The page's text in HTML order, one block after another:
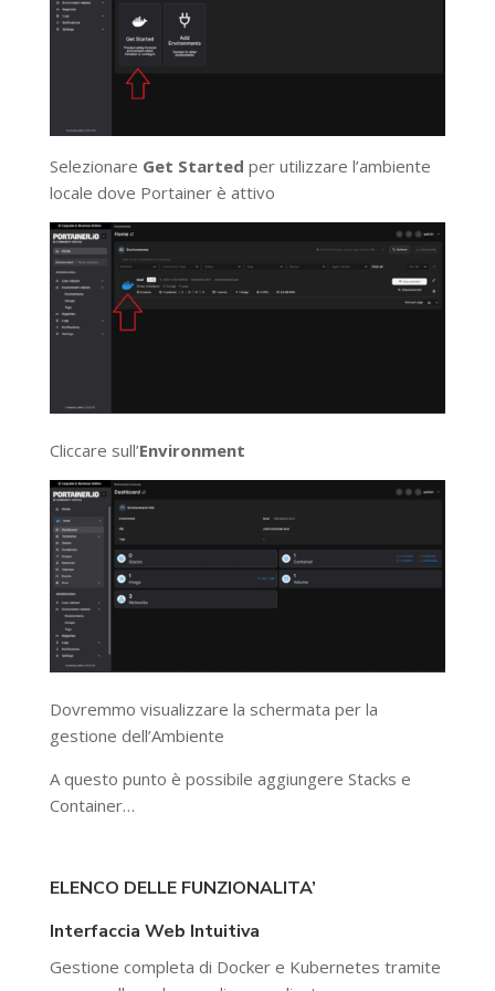
Selezionare Get Started per utilizzare l’ambiente
locale dove Portainer è attivo
Cliccare sull’Environment
Dovremmo visualizzare la schermata per la
gestione dell’Ambiente
A questo punto è possibile aggiungere Stacks e
Container…
ELENCO DELLE FUNZIONALITA’
Interfaccia Web Intuitiva
Gestione completa di Docker e Kubernetes tramite